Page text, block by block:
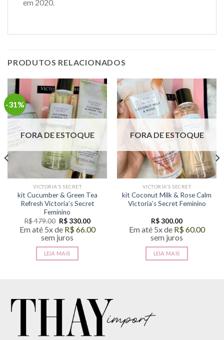
em 2020.
PRODUTOS RELACIONADOS
-31%
FORA DE ESTOQUE
VICTORIA'S SECRET
kit Cucumber & Green Tea
Refresh Victoria’s Secret
Feminino
R$479.00 O
preço
original
era:
R$ 479.00.
R$330.00O
preço
atual
Em até 5x de R$66.00
sem juros
LEIA MAIS
FORA DE ESTOQUE
VICTORIA'S SECRET
kit Coconut Milk & Rose Calm
Victoria’s Secret Feminino
R$300.00
Em até 5x de R$60.00
sem juros
LEIA MAIS